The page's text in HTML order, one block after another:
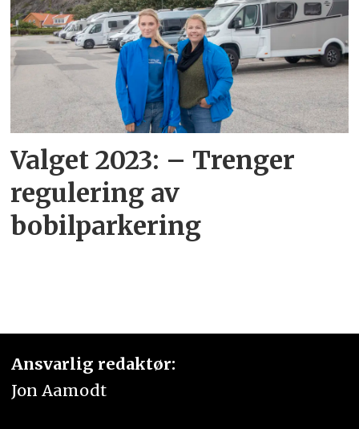
Valget 2023: – Trenger
regulering av
bobilparkering
Ansvarlig redaktør:
Jon Aamodt